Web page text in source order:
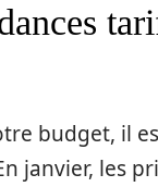
budget, il
janvier, les